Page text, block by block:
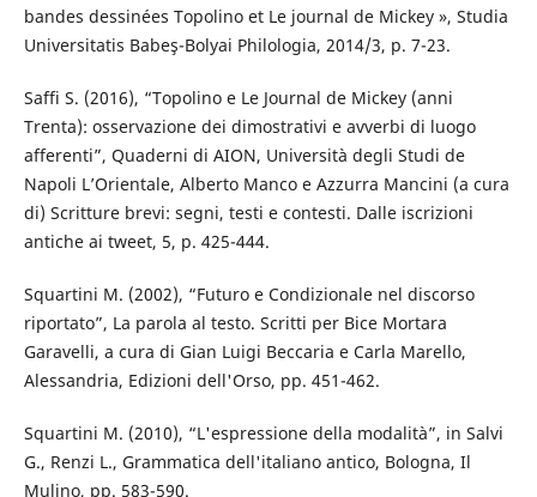
bandes dessinées Topolino et Le journal de Mickey », Studia
Universitatis Babeş-Bolyai Philologia, 2014/3, p. 7-23.
Saffi S. (2016), “Topolino e Le Journal de Mickey (anni
Trenta): osservazione dei dimostrativi e avverbi di luogo
afferenti”, Quaderni di AION, Università degli Studi de
Napoli L’Orientale, Alberto Manco e Azzurra Mancini (a cura
di) Scritture brevi: segni, testi e contesti. Dalle iscrizioni
antiche ai tweet, 5, p. 425-444.
Squartini M. (2002), “Futuro e Condizionale nel discorso
riportato”, La parola al testo. Scritti per Bice Mortara
Garavelli, a cura di Gian Luigi Beccaria e Carla Marello,
Alessandria, Edizioni dell'Orso, pp. 451-462.
Squartini M. (2010), “L'espressione della modalità”, in Salvi
G., Renzi L., Grammatica dell'italiano antico, Bologna, Il
Mulino, pp. 583-590.